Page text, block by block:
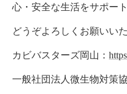
心・安全な生活をサポー
どうぞよろしくお願いい
カビバスターズ岡山：
一般社団法人微生物対策協